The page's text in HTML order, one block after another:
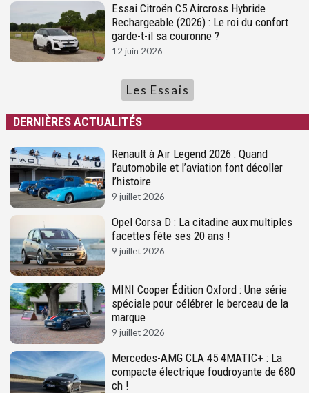
Essai Citroën C5 Aircross Hybride
Rechargeable (2026) : Le roi du confort
garde-t-il sa couronne ?
12 juin 2026
Les Essais
DERNIÈRES ACTUALITÉS
Renault à Air Legend 2026 : Quand
l’automobile et l’aviation font décoller
l’histoire
9 juillet 2026
Opel Corsa D : La citadine aux multiples
facettes fête ses 20 ans !
9 juillet 2026
MINI Cooper Édition Oxford : Une série
spéciale pour célébrer le berceau de la
marque
9 juillet 2026
Mercedes-AMG CLA 45 4MATIC+ : La
compacte électrique foudroyante de 680
ch !